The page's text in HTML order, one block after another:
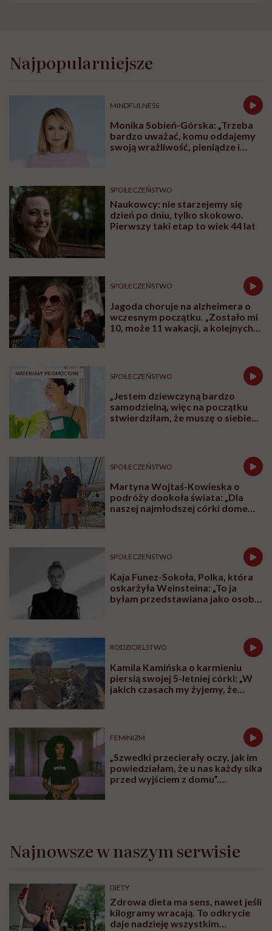
Najpopularniejsze
MINDFULNESS
Monika Sobień-Górska: „Trzeba
bardzo uważać, komu oddajemy
swoją wrażliwość, pieniądze i
SPOŁECZEŃSTWO
Naukowcy: nie starzejemy się
dzień po dniu, tylko skokowo.
Pierwszy taki etap to wiek 44 lat
SPOŁECZEŃSTWO
Jagoda choruje na alzheimera o
wczesnym początku. „Zostało mi
10, może 11 wakacji, a kolejnych
MATERIAŁY PROMOCYJNE SPOŁECZEŃSTWO
„Jestem dziewczyną bardzo
samodzielną, więc na początku
stwierdziłam, że muszę o siebie
SPOŁECZEŃSTWO
Martyna Wojtaś-Kowieska o
podróży dookoła świata: „Dla
naszej najmłodszej córki domem
SPOŁECZEŃSTWO
Kaja Funez-Sokoła, Polka, która
oskarżyła Weinsteina: „To ja
byłam przedstawiana jako osoba,
RODZICIELSTWO
Kamila Kamińska o karmieniu
piersią swojej 5-letniej córki: „W
jakich czasach my żyjemy, że
FEMINIZM
„Szwedki przecierały oczy, jak im
powiedziałam, że u nas każdy sika
przed wyjściem z domu”.
Najnowsze w naszym serwisie
DIETY
Zdrowa dieta ma sens, nawet jeśli
kilogramy wracają. To odkrycie
daje nadzieję wszystkim